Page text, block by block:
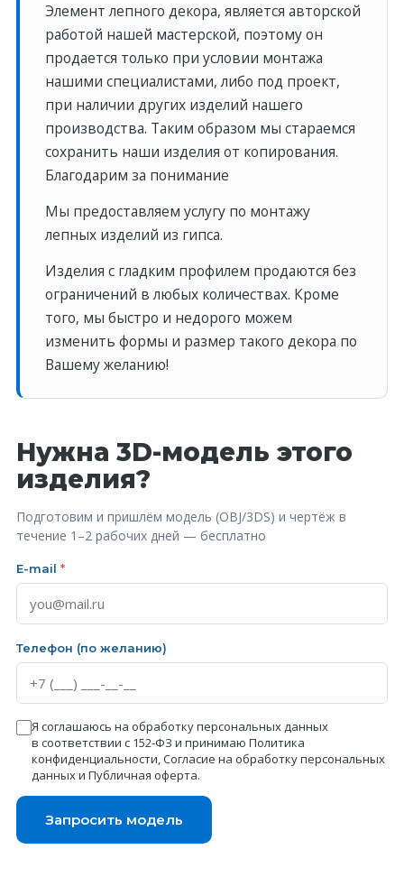
Элемент лепного декора, является авторской
работой нашей мастерской, поэтому он
продается только при условии монтажа
нашими специалистами, либо под проект,
при наличии других изделий нашего
производства. Таким образом мы стараемся
сохранить наши изделия от копирования.
Благодарим за понимание
Мы предоставляем услугу по монтажу
лепных изделий из гипса.
Изделия с гладким профилем продаются без
ограничений в любых количествах. Кроме
того, мы быстро и недорого можем
изменить формы и размер такого декора по
Вашему желанию!
Нужна 3D-модель этого
изделия?
Подготовим и пришлём модель (OBJ/3DS) и чертёж в
течение 1–2 рабочих дней — бесплатно
E-mail *
Телефон (по желанию)
Я соглашаюсь на обработку персональных данных
в соответствии с 152-ФЗ и принимаю Политика
конфиденциальности,Согласие на обработку персональных
данныхи Публичная оферта.
Запросить модель